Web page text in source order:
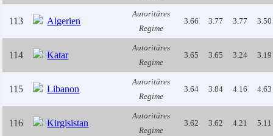
113 Algerien
Autoritäres
Regime
3.66 3.77 3.77 3.50
114 Katar
Autoritäres
Regime
3.65 3.65 3.24 3.19
115 Libanon
Autoritäres
Regime
3.64 3.84 4.16 4.63
116 Kirgisistan
Autoritäres
Regime
3.62 3.62 4.21 5.11